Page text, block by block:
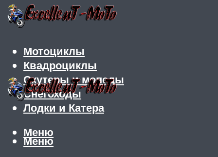
Мотоциклы
Квадроциклы
Скутеры и мопеды
Снегоходы
Лодки и Катера
Меню
Меню